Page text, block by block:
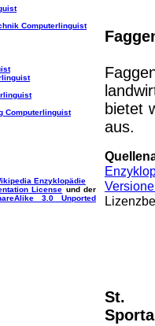
Computerlinguist
Computerlinguist
Enzyklopädie
License und der
3.0 Unported
bietet
aus.
St.